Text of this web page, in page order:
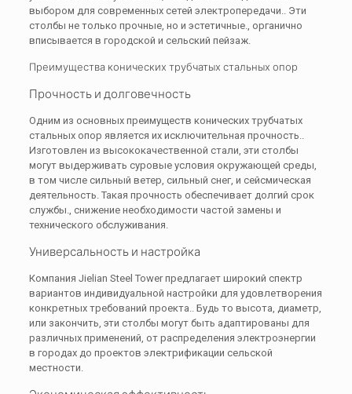
выбором для современных сетей электропередачи.. Эти
столбы не только прочные, но и эстетичные., органично
вписывается в городской и сельский пейзаж.
Преимущества конических трубчатых стальных опор
Прочность и долговечность
Одним из основных преимуществ конических трубчатых
стальных опор является их исключительная прочность..
Изготовлен из высококачественной стали, эти столбы
могут выдерживать суровые условия окружающей среды,
в том числе сильный ветер, сильный снег, и сейсмическая
деятельность. Такая прочность обеспечивает долгий срок
службы., снижение необходимости частой замены и
технического обслуживания.
Универсальность и настройка
Компания Jielian Steel Tower предлагает широкий спектр
вариантов индивидуальной настройки для удовлетворения
конкретных требований проекта.. Будь то высота, диаметр,
или закончить, эти столбы могут быть адаптированы для
различных применений, от распределения электроэнергии
в городах до проектов электрификации сельской
местности.